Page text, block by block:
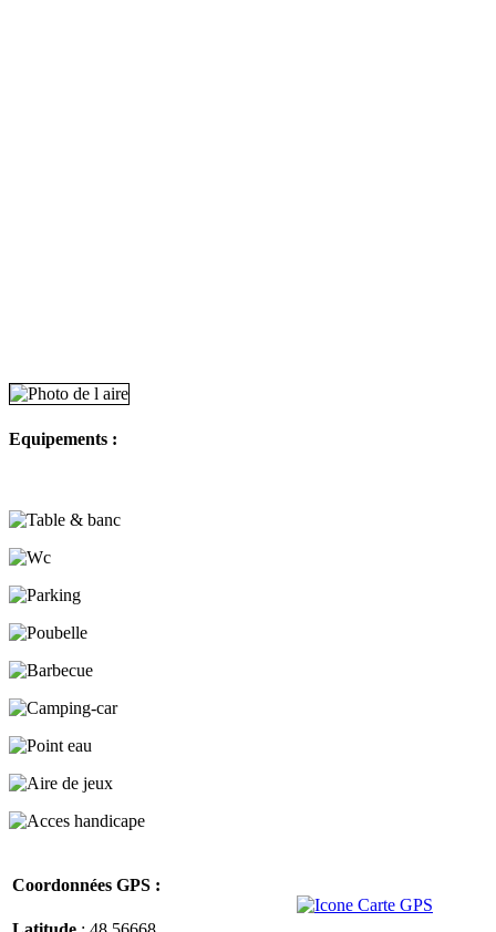
Equipements :
Coordonnées GPS :